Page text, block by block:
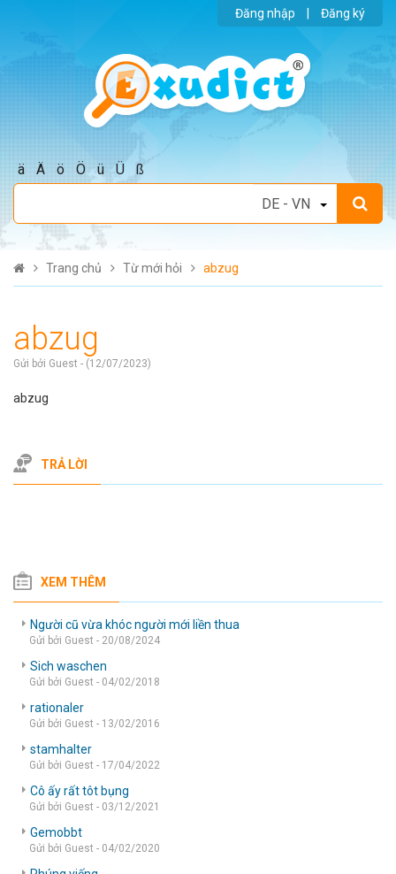
Đăng nhập Đăng ký
ä Ä ö Ö ü Ü ß
Trang chủ Từ mới hỏi abzug
abzug
Gửi bởi Guest - (12/07/2023)
abzug
TRẢ LỜI
XEM THÊM
Người cũ vừa khóc người mới liền thua
Gửi bởi Guest - 20/08/2024
Sich waschen
Gửi bởi Guest - 04/02/2018
rationaler
Gửi bởi Guest - 13/02/2016
stamhalter
Gửi bởi Guest - 17/04/2022
Cô ấy rất tôt bụng
Gửi bởi Guest - 03/12/2021
Gemobbt
Gửi bởi Guest - 04/02/2020